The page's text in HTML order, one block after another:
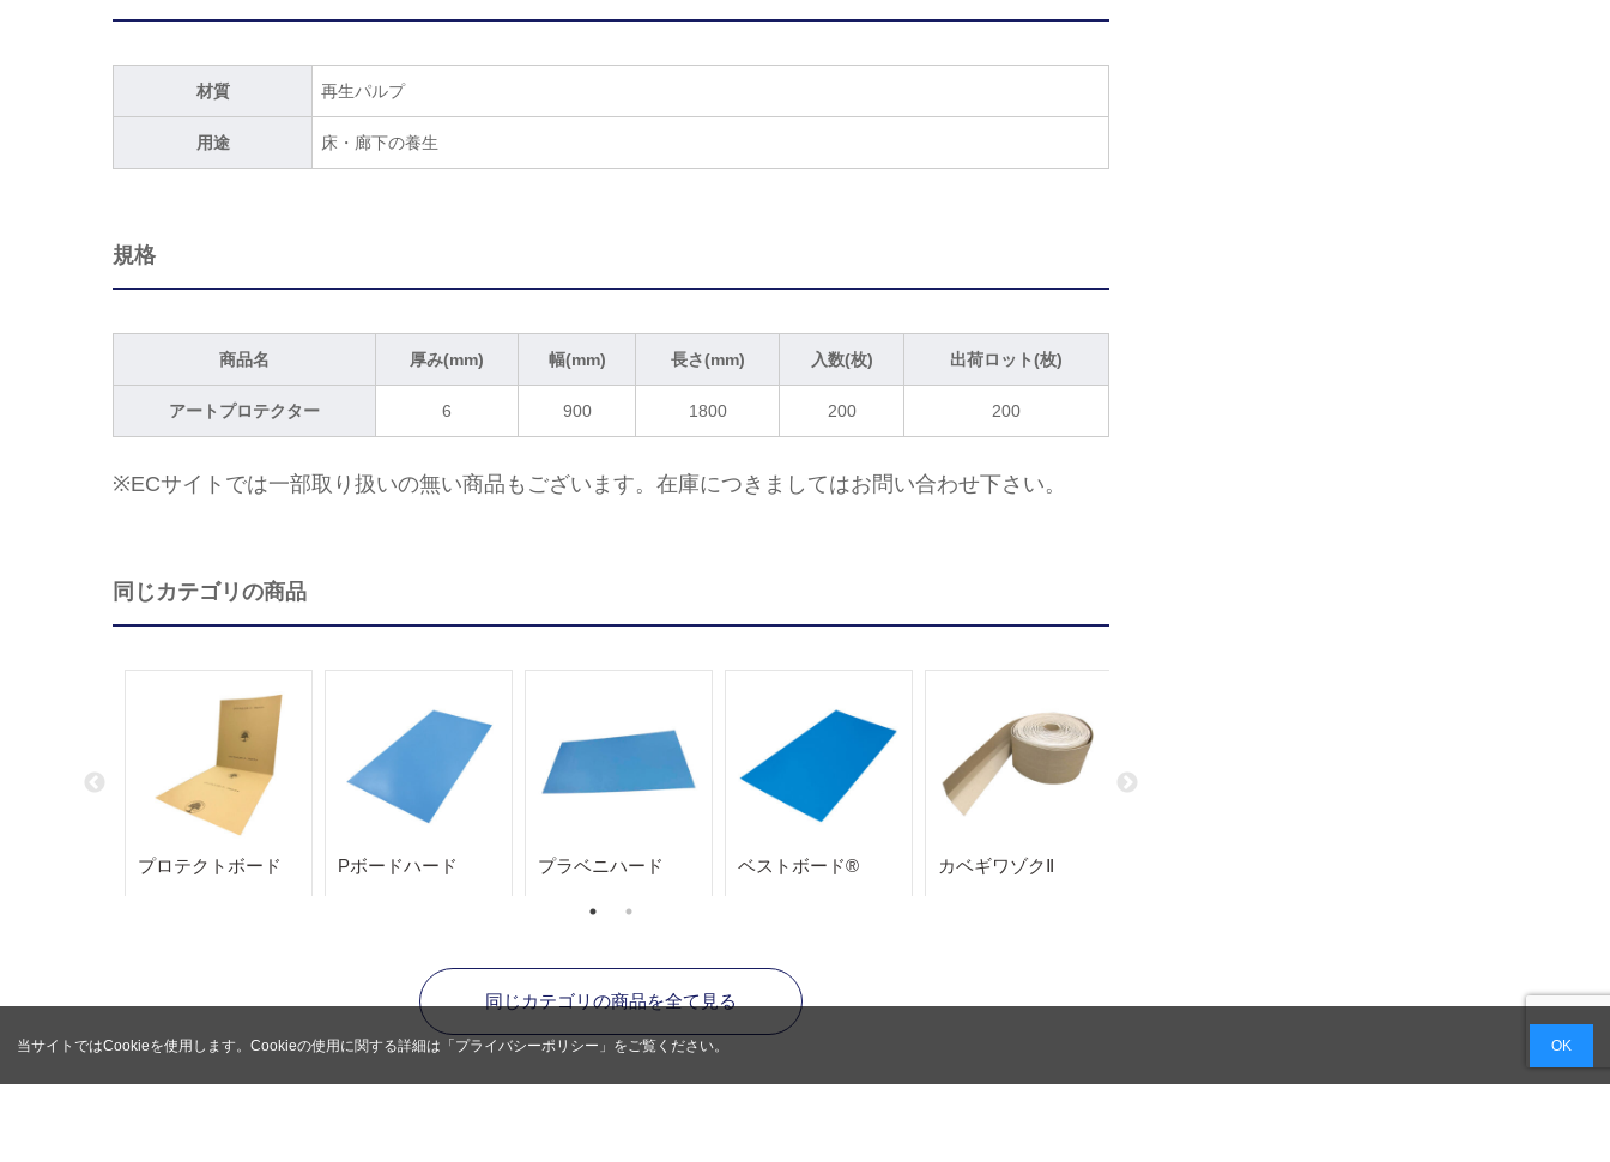
材質 再生パルプ
用途 床・廊下の養生
規格
商品名 厚み(mm) 幅(mm) 長さ(mm) 入数(枚) 出荷ロット(枚)
アートプロテクター 6 900 1800 200 200
※ECサイトでは一部取り扱いの無い商品もございます。在庫につきましてはお問い合わせ下さい。
同じカテゴリの商品
プロテクトボード Pボードハード プラベニハード ベストボード® カベギワゾクⅡ
同じカテゴリの商品を全て見る
当サイトではCookieを使用します。Cookieの使用に関する詳細は「プライバシーポリシー 」をご覧ください。 OK